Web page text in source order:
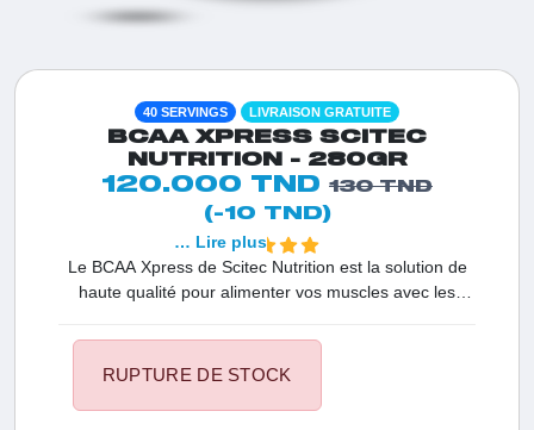
40 SERVINGS LIVRAISON GRATUITE
BCAA XPRESS SCITEC
NUTRITION - 280GR
120.000 TND 130 TND
(-10 TND)
Le BCAA Xpress de Scitec Nutrition est la solution de
haute qualité pour alimenter vos muscles avec les
seuls. En Tunisie, c'est le premier choix des athlètes
pour prévenir le catabolisme et booster la croissance
optimale pour des résultats rapides sur votre
… Lire plus
RUPTURE DE STOCK